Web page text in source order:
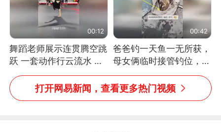
00:12
舞蹈老师展示连贯腾空跳
跃 一套动作行云流水 节
奏感拉满 网友：怎么做
到又舞又武的？
00:42
爸爸钓一天鱼一无所获，
母女俩临时接管钓位，用
玩具鱼竿钓上大鱼
打开网易新闻，查看更多热门视频